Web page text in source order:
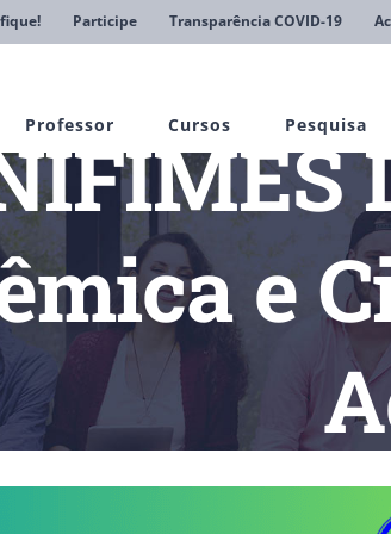
Participe Transparência COVID-19
Professor Cursos Pesquisa
e